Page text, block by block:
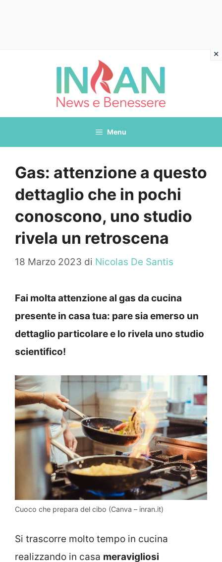
Menu
Gas: attenzione a questo
dettaglio che in pochi
conoscono, uno studio
rivela un retroscena
18 Marzo 2023 di Nicolas De Santis
Fai molta attenzione al gas da cucina
presente in casa tua: pare sia emerso un
dettaglio particolare e lo rivela uno studio
scientifico!
Cuoco che prepara del cibo (Canva – inran.it)
Si trascorre molto tempo in cucina
realizzando in casa meravigliosi